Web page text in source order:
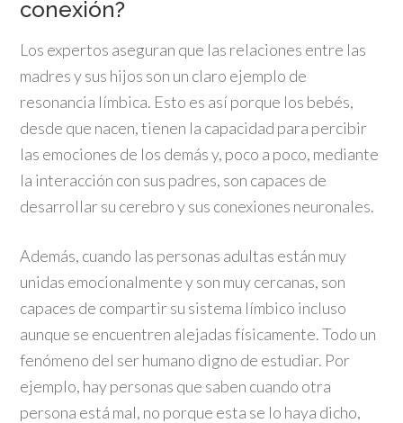
conexión?
Los expertos aseguran que las relaciones entre las
madres y sus hijos son un claro ejemplo de
resonancia límbica. Esto es así porque los bebés,
desde que nacen, tienen la capacidad para percibir
las emociones de los demás y, poco a poco, mediante
la interacción con sus padres, son capaces de
desarrollar su cerebro y sus conexiones neuronales.
Además, cuando las personas adultas están muy
unidas emocionalmente y son muy cercanas, son
capaces de compartir su sistema límbico incluso
aunque se encuentren alejadas físicamente. Todo un
fenómeno del ser humano digno de estudiar. Por
ejemplo, hay personas que saben cuando otra
persona está mal, no porque esta se lo haya dicho,